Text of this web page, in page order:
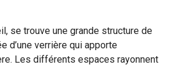
se trouve une grande structure de
d’une verrière qui apporte
Les différents espaces rayonnent